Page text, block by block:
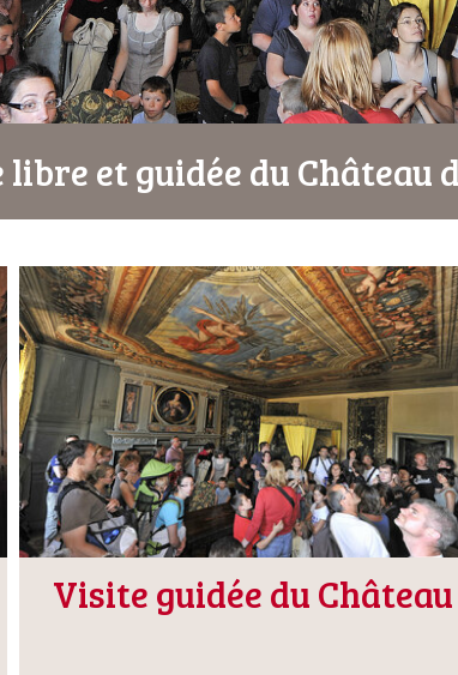
et guidée du Château
Visite guidée du Château